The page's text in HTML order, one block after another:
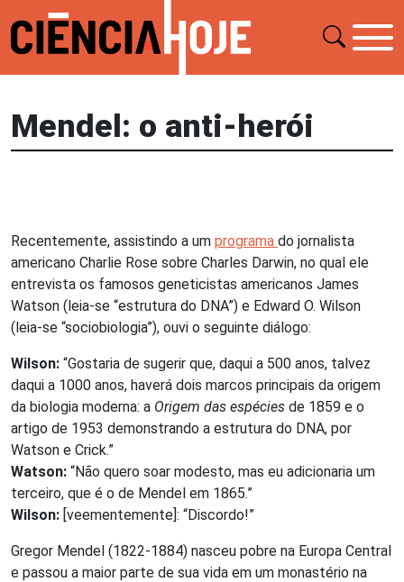
Mendel: o anti-herói
Recentemente, assistindo a um programa do jornalista
americano Charlie Rose sobre Charles Darwin, no qual ele
entrevista os famosos geneticistas americanos James
Watson (leia-se “estrutura do DNA”) e Edward O. Wilson
(leia-se “sociobiologia”), ouvi o seguinte diálogo:
Wilson: “Gostaria de sugerir que, daqui a 500 anos, talvez
daqui a 1000 anos, haverá dois marcos principais da origem
da biologia moderna: a Origem das espécies de 1859 e o
artigo de 1953 demonstrando a estrutura do DNA, por
Watson e Crick.”
Watson: “Não quero soar modesto, mas eu adicionaria um
terceiro, que é o de Mendel em 1865.”
Wilson: [veementemente]: “Discordo!”
Gregor Mendel (1822-1884) nasceu pobre na Europa Central
e passou a maior parte de sua vida em um monastério na